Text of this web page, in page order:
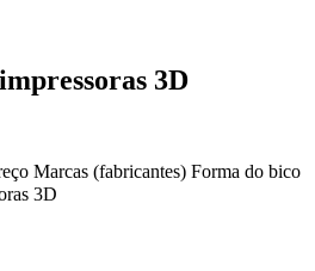
3D
Marcas (fabricantes) Forma do bico
3D